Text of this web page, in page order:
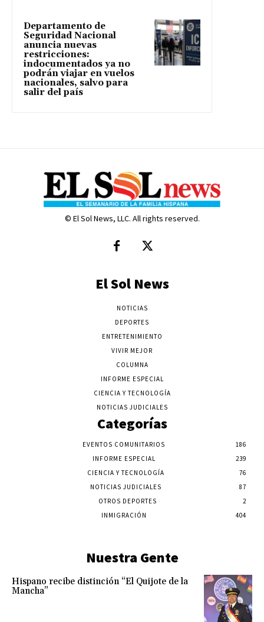
Departamento de
Seguridad Nacional
anuncia nuevas
restricciones:
indocumentados ya no
podrán viajar en vuelos
nacionales, salvo para
salir del país
© El Sol News, LLC. All rights reserved.
El Sol News
NOTICIAS
DEPORTES
ENTRETENIMIENTO
VIVIR MEJOR
COLUMNA
INFORME ESPECIAL
CIENCIA Y TECNOLOGÍA
NOTICIAS JUDICIALES
Categorías
EVENTOS COMUNITARIOS
186
INFORME ESPECIAL
239
CIENCIA Y TECNOLOGÍA
76
NOTICIAS JUDICIALES
87
OTROS DEPORTES
2
INMIGRACIÓN
404
Nuestra Gente
Hispano recibe distinción “El Quijote de la
Mancha”